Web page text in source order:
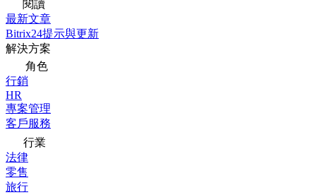
閱讀
最新文章
Bitrix24提示與更新
解決方案
角色
行銷
HR
專案管理
客戶服務
行業
法律
零售
旅行